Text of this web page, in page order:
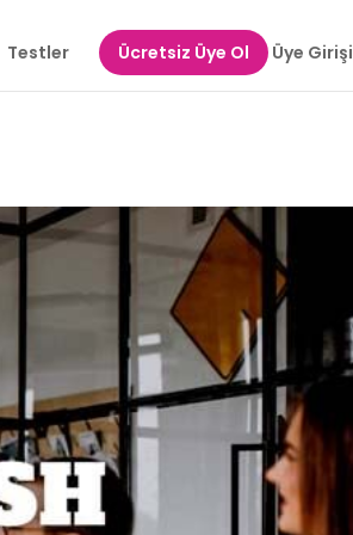
Testler Ücretsiz Üye Ol Üye Girişi